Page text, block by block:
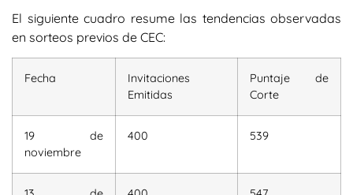
El siguiente cuadro resume las tendencias observadas
en sorteos previos de CEC:
Fecha
Invitaciones
Emitidas
Puntaje de
Corte
19 de
noviembre
400 539